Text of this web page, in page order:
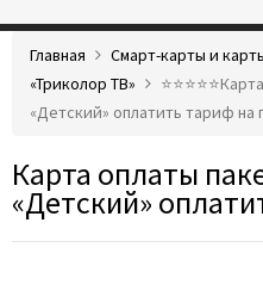
Главная Смарт-карты и
«Триколор ТВ»
«Детский» оплатить тариф на
Карта оплаты
«Детский»